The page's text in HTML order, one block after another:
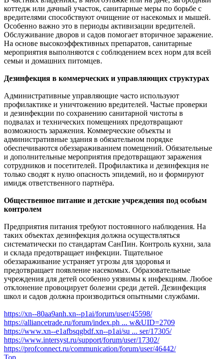
коттедж или дачный участок, санитарные меры по борьбе с
вредителями способствуют очищение от насекомых и мышей.
Особенно важно это в периоды активизации вредителей.
Обслуживание дворов и садов помогает вторичное заражение.
На основе высокоэффективных препаратов, санитарные
мероприятия выполняются с соблюдением всех норм для всей
семьи и домашних питомцев.
Дезинфекция в коммерческих и управляющих структурах
Административные управляющие часто используют
профилактике и уничтожению вредителей. Частые проверки
и дезинфекции по сохранению санитарной чистоты в
подвалах и технических помещениях предотвращают
возможность заражения. Коммерческие объекты и
административные здания в обязательном порядке
обеспечиваются обеззараживанием помещений. Обязательные
и дополнительные мероприятия предотвращают заражения
сотрудников и посетителей. Профилактика и дезинфекция не
только сводят к нулю опасность эпидемий, но и формируют
имидж ответственного партнёра.
Общественное питание и детские учреждения под особым
контролем
Предприятия питания требуют постоянного наблюдения. На
таких объектах дезинфекция должна осуществляться
систематически по стандартам СанПин. Контроль кухни, зала
и склада предотвращает инфекции. Тщательное
обеззараживание устраняет угрозы для здоровья и
предотвращает появление насекомых. Образовательные
учреждения для детей особенно уязвимы к инфекциям. Любое
отклонение провоцирует болезни среди детей. Дезинфекция
школ и садов должна производиться опытными службами.
https://xn--80aa9anh.xn--p1ai/forum/user/45598/
https://alliancetrade.ru/forum/index.ph ... w&UID=2709
https://www.xn--e1afbsqgbdf.xn--p1ai/su ... ser/17305/
https://www.intersyst.ru/support/forum/user/17302/
https://profconnect.ru/communication/forum/user/46442/